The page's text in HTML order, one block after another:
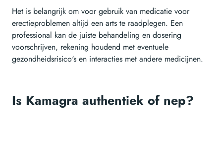
Het is belangrijk om voor gebruik van medicatie voor
erectieproblemen altijd een arts te raadplegen. Een
professional kan de juiste behandeling en dosering
voorschrijven, rekening houdend met eventuele
gezondheidsrisico's en interacties met andere medicijnen.
Is Kamagra authentiek of nep?